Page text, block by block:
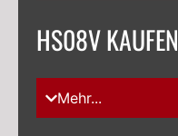
HS08V KAUFEN
Mehr...